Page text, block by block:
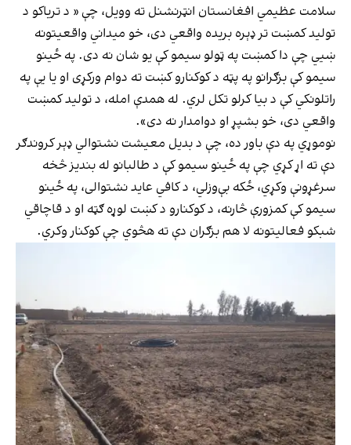
سلامت عظیمي افغانستان انټرنشنل ته وویل، چې « د تریاکو د
تولید کمښت تر ډېره بریده واقعي دی، خو میداني واقعیتونه
ښيي چې دا کمښت په ټولو سیمو کې یو شان نه دی. په ځینو
سیمو کې بزګرانو په پټه د کوکنارو کښت ته دوام ورکړی او یا یې په
راتلونکي کې د بیا کرلو تکل لري. له همدې امله، د تولید کمښت
واقعي دی، خو بشپړ او دوامدار نه دی».
نوموړي په دې باور ده، چې د بدیل معیشت نشتوالي ډېر کروندګر
دې ته اړ کړي چې په ځینو سیمو کې د طالبانو له بندیز څخه
سرغړونې وکړي، ځکه بې‌وزلي، د کافي عاید نشتوالی، په ځینو
سیمو کې کمزورې څارنه، د کوکنارو د کښت لوړه ګټه او د قاچاقي
شبکو فعالیتونه لا هم بزګران دې ته هڅوي چې کوکنار وکري.